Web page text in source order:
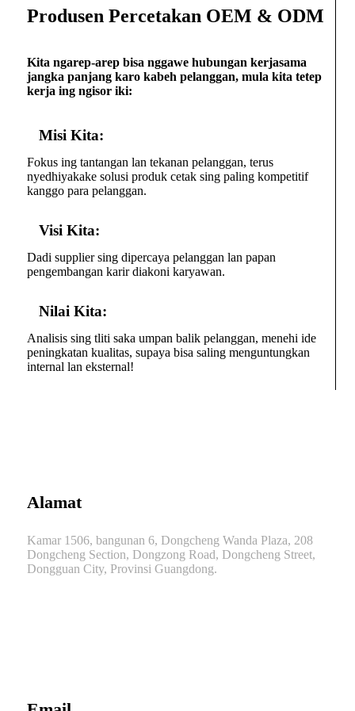
Produsen Percetakan OEM & ODM
Kita ngarep-arep bisa nggawe hubungan kerjasama
jangka panjang karo kabeh pelanggan, mula kita tetep
kerja ing ngisor iki:
Misi Kita:
Fokus ing tantangan lan tekanan pelanggan, terus
nyedhiyakake solusi produk cetak sing paling kompetitif
kanggo para pelanggan.
Visi Kita:
Dadi supplier sing dipercaya pelanggan lan papan
pengembangan karir diakoni karyawan.
Nilai Kita:
Analisis sing tliti saka umpan balik pelanggan, menehi ide
peningkatan kualitas, supaya bisa saling menguntungkan
internal lan eksternal!
Alamat
Kamar 1506, bangunan 6, Dongcheng Wanda Plaza, 208
Dongcheng Section, Dongzong Road, Dongcheng Street,
Dongguan City, Provinsi Guangdong.